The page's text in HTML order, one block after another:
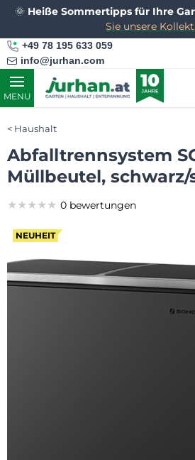
🌞 Heiße Sommertipps für Ihre
Sie unsere
+49 78 195 633 059
info@jurhan.com
MENU
Haushalt
Abfalltrennsystem
Müllbeutel, schwarz/
NEUHEIT
★★★★★
★★★★★
★★★★★ 0 bewertungen